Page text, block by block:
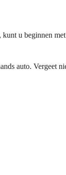
u beginnen
auto. Vergeet